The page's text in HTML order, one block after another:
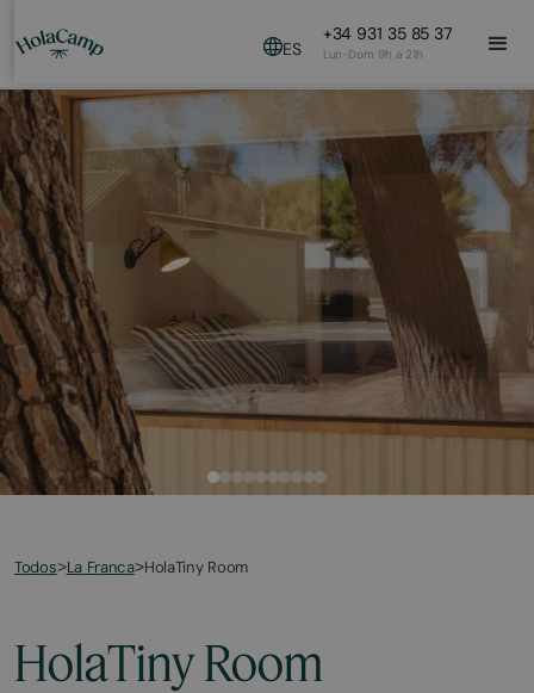
ES
+34 931 35 85 37
Lun-Dom 9h a 21h
Todos>La Franca>HolaTiny Room
HolaTiny Room